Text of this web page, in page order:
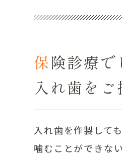
保険診療
入れ歯を
入れ歯を作製して
噛むことができな